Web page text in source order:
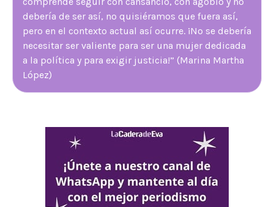
debería de ser así, no quisiéramos que fuera así,
pero en el contexto actual así ocurre. ¡No se debería
necesitar ser valiente para ser una mujer dedicada
a la política y para exigir justicia!” (Marina Martha
López)